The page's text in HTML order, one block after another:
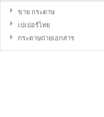
ขาย กระดาษ
เปเปอร์ไทย
กระดาษถ่ายเอกสาร